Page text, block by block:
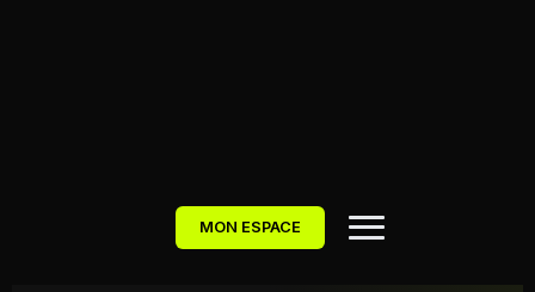
MON ESPACE